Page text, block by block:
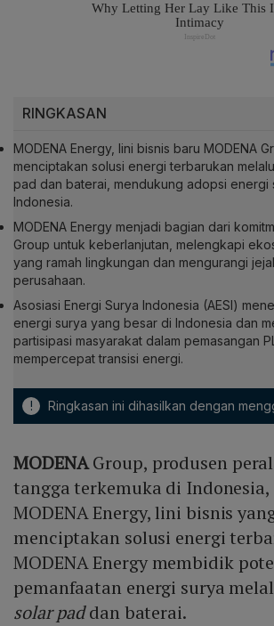
RINGKASAN
MODENA Energy, lini bisnis baru MODENA
menciptakan solusi energi terbarukan
pad dan baterai, mendukung adopsi energi
Indonesia.
MODENA Energy menjadi bagian dari
Group untuk keberlanjutan, melengkapi
yang ramah lingkungan dan mengurangi
perusahaan.
Asosiasi Energi Surya Indonesia (AESI)
energi surya yang besar di Indonesia dan
partisipasi masyarakat dalam pemasangan
mempercepat transisi energi.
! Ringkasan ini dihasilkan dengan
MODENAGroup, produsen
tangga terkemuka di
MODENA Energy, lini bisnis
menciptakan solusi energi
MODENA Energy membidik
pemanfaatan energi surya
solar paddan baterai.